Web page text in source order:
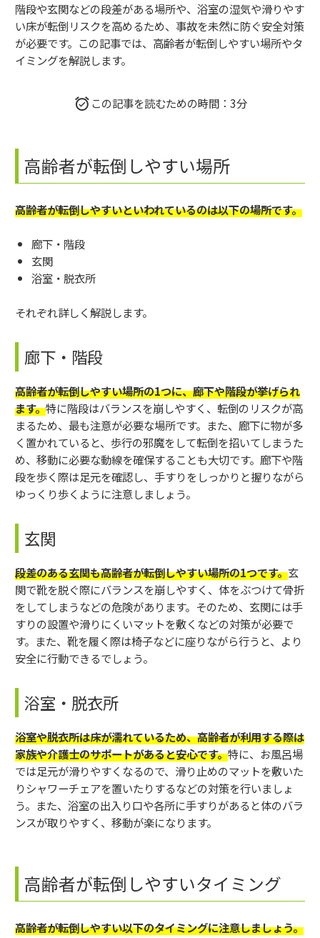
階段や玄関などの段差がある場所や、浴室の湿気や滑りやす
い床が転倒リスクを高めるため、事故を未然に防ぐ安全対策
が必要です。 この記事では、高齢者が転倒しやすい場所やタ
イミングを解説します。
この記事を読むための時間：3分
高齢者が転倒しやすい場所
高齢者が転倒しやすいといわれているのは以下の場所です。
廊下・階段
玄関
浴室・脱衣所
それぞれ詳しく解説します。
廊下・階段
高齢者が転倒しやすい場所の1つに、廊下や階段が挙げられ
ます。特に階段はバランスを崩しやすく、転倒のリスクが高
まるため、最も注意が必要な場所です。また、廊下に物が多
く置かれていると、歩行の邪魔をして転倒を招いてしまうた
め、移動に必要な動線を確保することも大切です。廊下や階
段を歩く際は足元を確認し、手すりをしっかりと握りながら
ゆっくり歩くように注意しましょう。
玄関
段差のある玄関も高齢者が転倒しやすい場所の1つです。玄
関で靴を脱ぐ際にバランスを崩しやすく、体をぶつけて骨折
をしてしまうなどの危険があります。そのため、玄関には手
すりの設置や滑りにくいマットを敷くなどの対策が必要で
す。また、靴を履く際は椅子などに座りながら行うと、より
安全に行動できるでしょう。
浴室・脱衣所
浴室や脱衣所は床が濡れているため、高齢者が利用する際は
家族や介護士のサポートがあると安心です。特に、お風呂場
では足元が滑りやすくなるので、滑り止めのマットを敷いた
りシャワーチェアを置いたりするなどの対策を行いましょ
う。また、浴室の出入り口や各所に手すりがあると体のバラ
ンスが取りやすく、移動が楽になります。
高齢者が転倒しやすいタイミング
高齢者が転倒しやすい以下のタイミングに注意しましょう。